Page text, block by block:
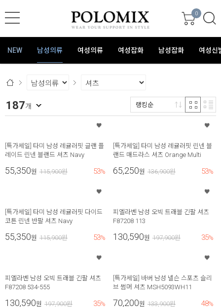
0
NEW 남성의류 여성의류 여성잡화 남성잡화 여성신
187개 랭킹순
[특가세일] 타미 남성 레귤러핏 글랜 플
레이드 린넨 블랜드 셔츠 Navy
55,350원 115,900원 53%
[특가세일] 타미 남성 레귤러핏 린넨 블
랜드 매드라스 셔츠 Orange Multi
65,250원 136,900원 53%
[특가세일] 타미 남성 레귤러핏 다이드
코튼 린넨 반팔 셔츠 Navy
55,350원 115,900원 53%
피엘라벤 남성 오빅 트래블 긴팔 셔츠
F87208 113
130,590원 197,900원 35%
피엘라벤 남성 오빅 트래블 긴팔 셔츠
F87208 534-555
130,590원 197,900원 35%
[특가세일] 바버 남성 넬슨 스포츠 슬리
브 썸머 셔츠 MSH5093WH11
70,200원 133,900원 48%